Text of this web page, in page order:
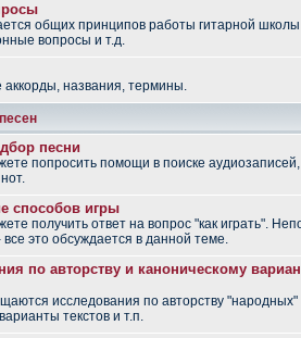
общих принципов работы гитарной
вопросы и т.д.
названия, термины.
песни
попросить помощи в поиске аудиозаписей,
способов игры
получить ответ на вопрос "как играть".
это обсуждается в данной теме.
по авторству и каноническому
исследования по авторству "народных"
текстов и т.п.